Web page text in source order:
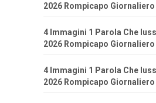
2026 Rompicapo
4 Immagini 1 Parola Che
2026 Rompicapo
4 Immagini 1 Parola Che
2026 Rompicapo